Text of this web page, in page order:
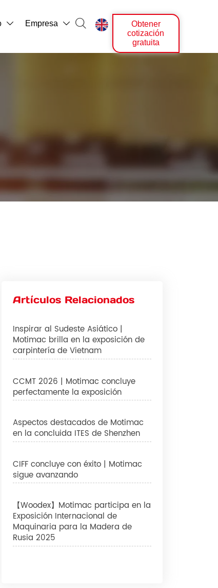
 Empresa   
Obtener
cotización
gratuita
Artículos Relacionados
Inspirar al Sudeste Asiático |
Motimac brilla en la exposición de
carpintería de Vietnam
CCMT 2026 | Motimac concluye
perfectamente la exposición
Aspectos destacados de Motimac
en la concluida ITES de Shenzhen
CIFF concluye con éxito | Motimac
sigue avanzando
【Woodex】Motimac participa en la
Exposición Internacional de
Maquinaria para la Madera de
Rusia 2025